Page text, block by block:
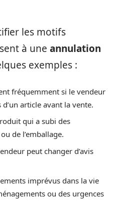
les motifs
à une annulation
exemples :
fréquemment si le vendeur
article avant la vente.
qui a subi des
de l’emballage.
peut changer d’avis
imprévus dans la vie
ou des urgences